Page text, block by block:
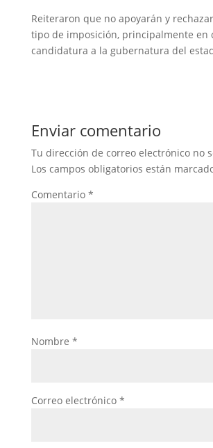
Reiteraron que no apoyarán y
tipo de imposición, principalmente en
candidatura a la gubernatura del
Enviar comentario
Tu dirección de correo electrónico no
Los campos obligatorios están
Comentario *
Nombre *
Correo electrónico *